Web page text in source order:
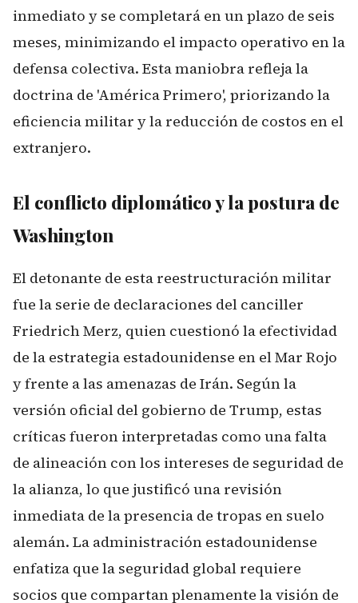
inmediato y se completará en un plazo de seis
meses, minimizando el impacto operativo en la
defensa colectiva. Esta maniobra refleja la
doctrina de 'América Primero', priorizando la
eficiencia militar y la reducción de costos en el
extranjero.
El conflicto diplomático y la postura de
Washington
El detonante de esta reestructuración militar
fue la serie de declaraciones del canciller
Friedrich Merz, quien cuestionó la efectividad
de la estrategia estadounidense en el Mar Rojo
y frente a las amenazas de Irán. Según la
versión oficial del gobierno de Trump, estas
críticas fueron interpretadas como una falta
de alineación con los intereses de seguridad de
la alianza, lo que justificó una revisión
inmediata de la presencia de tropas en suelo
alemán. La administración estadounidense
enfatiza que la seguridad global requiere
socios que compartan plenamente la visión de